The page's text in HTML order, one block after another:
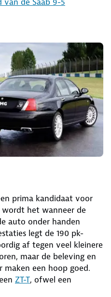
prima kandidaat voor
wordt het wanneer de
auto onder handen
legt de 190 pk-
af tegen veel kleinere
maar de beleving en
een hoop goed.
ZT-T, ofwel een